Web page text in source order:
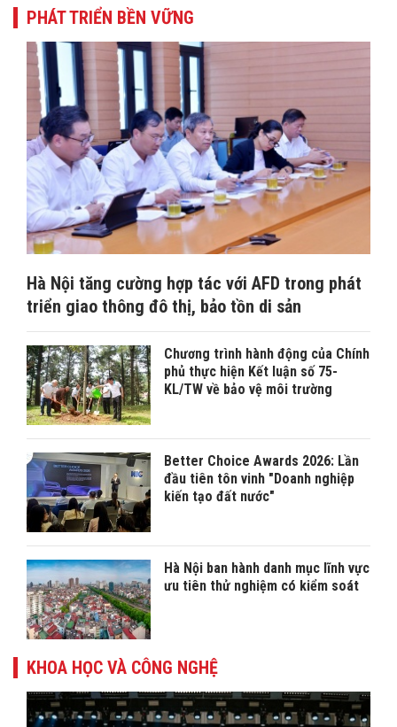
PHÁT TRIỂN BỀN VỮNG
Hà Nội tăng cường hợp tác với AFD trong phát
triển giao thông đô thị, bảo tồn di sản
Chương trình hành động của Chính
phủ thực hiện Kết luận số 75-
KL/TW về bảo vệ môi trường
Better Choice Awards 2026: Lần
đầu tiên tôn vinh "Doanh nghiệp
kiến tạo đất nước"
Hà Nội ban hành danh mục lĩnh vực
ưu tiên thử nghiệm có kiểm soát
KHOA HỌC VÀ CÔNG NGHỆ